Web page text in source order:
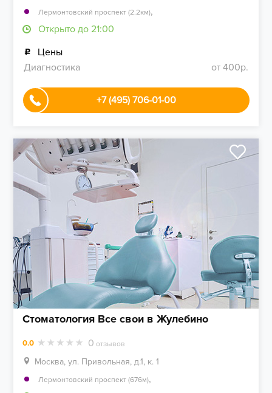
Лермонтовский проспект (2.2км),
Открыто до 21:00
Цены
Диагностика
от 400р.
+7 (495) 706-01-00
Стоматология Все свои в Жулебино
0.0 0 отзывов
Москва, ул. Привольная, д.1, к. 1
Лермонтовский проспект (676м),